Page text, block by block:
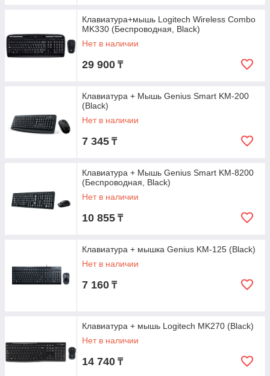
Клавиатура+мышь Logitech Wireless Combo
MK330 (Беспроводная, Black)
Нет в наличии
29 900 ₸
Клавиатура + Мышь Genius Smart KM-200
(Black)
Нет в наличии
7 345 ₸
Клавиатура + Мышь Genius Smart KM-8200
(Беспроводная, Black)
Нет в наличии
10 855 ₸
Клавиатура + мышка Genius KM-125 (Black)
Нет в наличии
7 160 ₸
Клавиатура + мышь Logitech MK270 (Black)
Нет в наличии
14 740 ₸